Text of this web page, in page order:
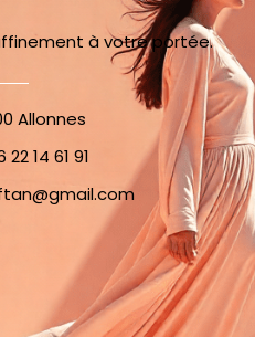
à votre portée.
Allonnes
22 14 61 91